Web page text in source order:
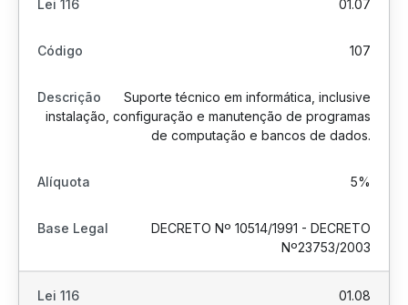
01.07
107
Suporte técnico em informática, inclusive
instalação, configuração e manutenção de programas
de computação e bancos de dados.
5%
DECRETO Nº 10514/1991 - DECRETO
Nº23753/2003
01.08